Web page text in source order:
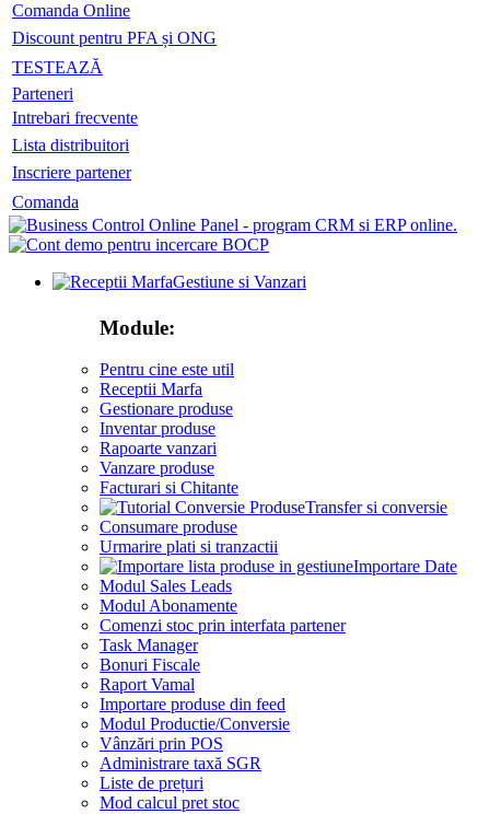
Comanda Online
Discount pentru PFA și ONG
TESTEAZĂ
Parteneri
Intrebari frecvente
Lista distribuitori
Inscriere partener
Comanda
Gestiune si Vanzari
Module:
Pentru cine este util
Receptii Marfa
Gestionare produse
Inventar produse
Rapoarte vanzari
Vanzare produse
Facturari si Chitante
Transfer si conversie
Consumare produse
Urmarire plati si tranzactii
Importare Date
Modul Sales Leads
Modul Abonamente
Comenzi stoc prin interfata partener
Task Manager
Bonuri Fiscale
Raport Vamal
Importare produse din feed
Modul Productie/Conversie
Vânzări prin POS
Administrare taxă SGR
Liste de prețuri
Mod calcul pret stoc